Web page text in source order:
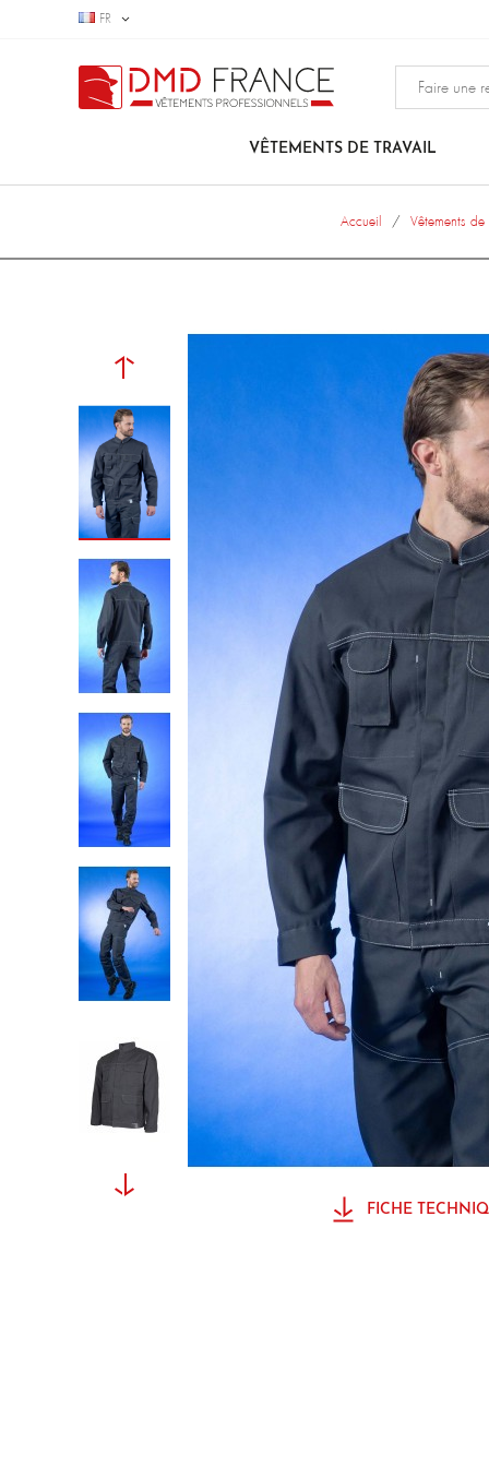
FR
VÊTEMENTS DE TRAVAIL
Accueil Vêtements de
FICHE